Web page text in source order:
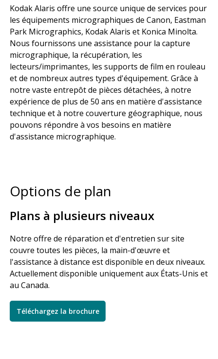
Kodak Alaris offre une source unique de services pour
les équipements micrographiques de Canon, Eastman
Park Micrographics, Kodak Alaris et Konica Minolta.
Nous fournissons une assistance pour la capture
micrographique, la récupération, les
lecteurs/imprimantes, les supports de film en rouleau
et de nombreux autres types d'équipement. Grâce à
notre vaste entrepôt de pièces détachées, à notre
expérience de plus de 50 ans en matière d'assistance
technique et à notre couverture géographique, nous
pouvons répondre à vos besoins en matière
d'assistance micrographique.
Options de plan
Plans à plusieurs niveaux
Notre offre de réparation et d'entretien sur site
couvre toutes les pièces, la main-d'œuvre et
l'assistance à distance est disponible en deux niveaux.
Actuellement disponible uniquement aux États-Unis et
au Canada.
Téléchargez la brochure